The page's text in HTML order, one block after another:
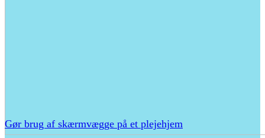
Gør brug af skærmvægge på et plejehjem